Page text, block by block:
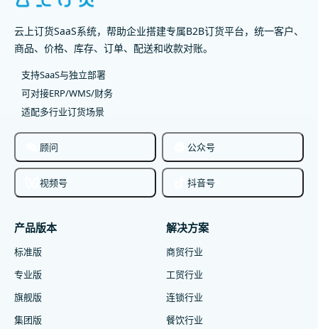
云上订货SaaS系统，帮助企业搭建专属B2B订货平台，统一客户、
商品、价格、库存、订单、配送和收款对账。
支持SaaS与独立部署
可对接ERP/WMS/财务
适配多行业订货场景
顾问 公众号
视频号 抖音号
产品版本
标准版
专业版
旗舰版
集团版
解决方案
商贸行业
工贸行业
连锁行业
餐饮行业